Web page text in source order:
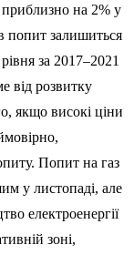
на 2% у
попит залишиться
за 2017–2021
від розвитку
якщо високі ціни
Попит на газ
у листопаді, але
електроенергії
зоні,